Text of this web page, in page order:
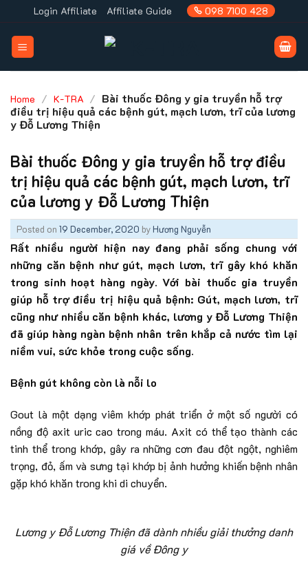
to
content
Login Affiliate Affiliate Guide 098 7100 428
Home / K-TRA / Bài thuốc Đông y gia truyền hỗ trợ
điều trị hiệu quả các bệnh gút, mạch lươn, trĩ của lương
y Đỗ Lương Thiện
Bài thuốc Đông y gia truyền hỗ trợ điều
trị hiệu quả các bệnh gút, mạch lươn, trĩ
của lương y Đỗ Lương Thiện
Posted on 19 December, 2020 byHương Nguyễn
Rất nhiều người hiện nay đang phải sống chung với
những căn bệnh như gút, mạch lươn, trĩ gây khó khăn
trong sinh hoạt hàng ngày. Với bài thuốc gia truyền
giúp hỗ trợ điều trị hiệu quả bệnh: Gút, mạch lươn, trĩ
cũng như nhiều căn bệnh khác, lương y Đỗ Lương Thiện
đã giúp hàng ngàn bệnh nhân trên khắp cả nước tìm lại
niềm vui, sức khỏe trong cuộc sống.
Bệnh gút không còn là nỗi lo
Gout là một dạng viêm khớp phát triển ở một số người có
nồng độ axit uric cao trong máu. Axit có thể tạo thành các
tinh thể trong khớp, gây ra những cơn đau đột ngột, nghiêm
trọng, đỏ, ấm và sưng tại khớp bị ảnh hưởng khiến bệnh nhân
gặp khó khăn trong khi di chuyển.
Lương y Đỗ Lương Thiện đã dành nhiều giải thưởng danh
giá về Đông y